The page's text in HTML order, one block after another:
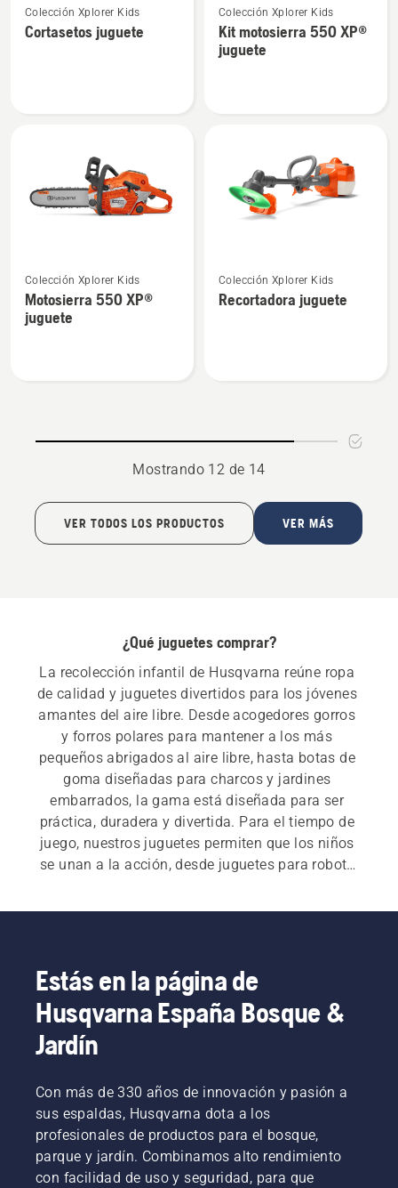
más
detalles
Colección Xplorer Kids
Cortasetos juguete
más
detalles
sobre
Colección Xplorer Kids
Kit motosierra 550 XP®
juguete
más
detalles
sobre
Colección Xplorer Kids
Motosierra 550 XP®
juguete
más
detalles
Colección Xplorer Kids
Recortadora juguete
Mostrando 12 de 14
VER TODOS LOS PRODUCTOS VER MÁS
¿Qué juguetes comprar?
La recolección infantil de Husqvarna reúne ropa
de calidad y juguetes divertidos para los jóvenes
amantes del aire libre. Desde acogedores gorros
y forros polares para mantener a los más
pequeños abrigados al aire libre, hasta botas de
goma diseñadas para charcos y jardines
embarrados, la gama está diseñada para ser
práctica, duradera y divertida. Para el tiempo de
juego, nuestros juguetes permiten que los niños
se unan a la acción, desde juguetes para robots
hojas hasta juguetes para motosierra que
pasión por la jardinería, la recolección infantil
Husqvarna tiene algo para cada joven
explorador.
Estás en la página de
Husqvarna España Bosque &
Jardín
Con más de 330 años de innovación y pasión a
sus espaldas, Husqvarna dota a los
profesionales de productos para el bosque,
parque y jardín. Combinamos alto rendimiento
con facilidad de uso y seguridad, para que